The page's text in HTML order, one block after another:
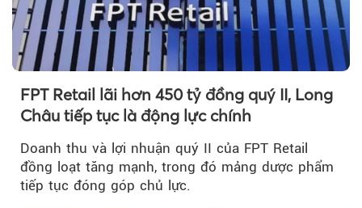
FPT Retail lãi hơn 450 tỷ đồng quý II, Long
Châu tiếp tục là động lực chính
Doanh thu và lợi nhuận quý II của FPT Retail
đồng loạt tăng mạnh, trong đó mảng dược phẩm
tiếp tục đóng góp chủ lực.